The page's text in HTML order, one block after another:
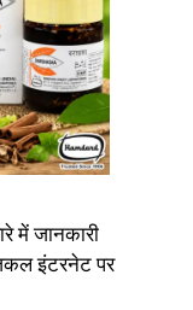
जानकारी
इंटरनेट पर